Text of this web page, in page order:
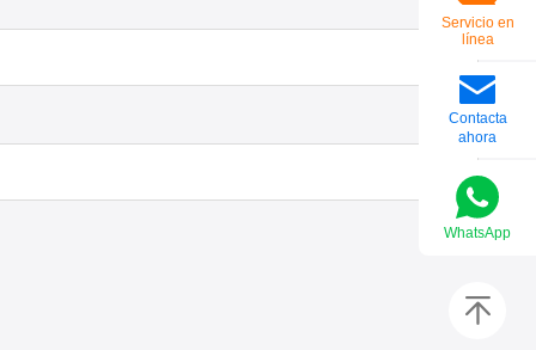
Servicio en
línea
Contacta
ahora
WhatsApp